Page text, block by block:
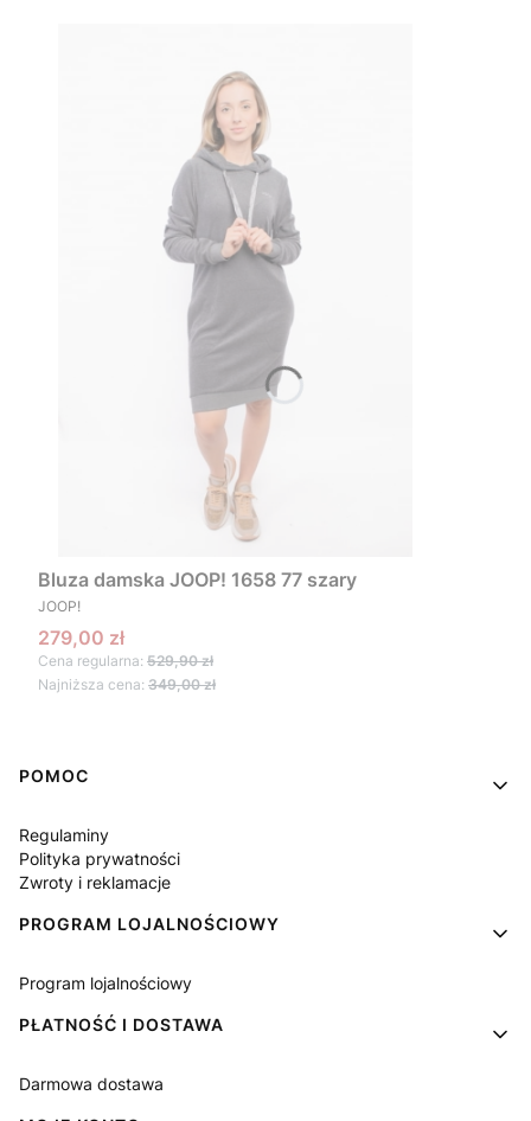
Bluza damska JOOP! 1658 77 szary
PRODUCENT
JOOP!
Cena promocyjna
279,00 zł
Cena regularna: 529,90 zł
Najniższa cena: 349,00 zł
Linki w stopce
POMOC
Regulaminy
Polityka prywatności
Zwroty i reklamacje
PROGRAM LOJALNOŚCIOWY
Program lojalnościowy
PŁATNOŚĆ I DOSTAWA
Darmowa dostawa